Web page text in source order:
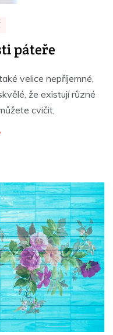
páteře
velice nepříjemné,
že existují různé
cvičit,